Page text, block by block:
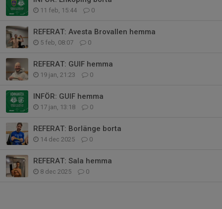
11 feb, 15:44 0
REFERAT: Avesta Brovallen hemma
5 feb, 08:07 0
REFERAT: GUIF hemma
19 jan, 21:23 0
INFÖR: GUIF hemma
17 jan, 13:18 0
REFERAT: Borlänge borta
14 dec 2025 0
REFERAT: Sala hemma
8 dec 2025 0